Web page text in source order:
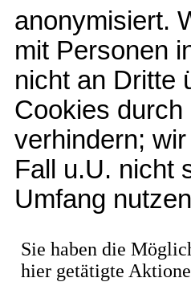
anonymisiert.
mit Personen
nicht an Dritte
Cookies
verhindern;
Fall u.U. nicht
Umfang